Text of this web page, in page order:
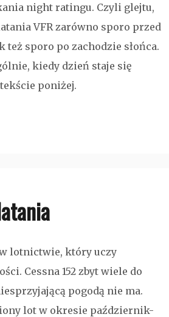
night ratingu. Czyli glejtu,
VFR zarówno sporo przed
też sporo po zachodzie słońca.
kiedy dzień staje się
poniżej.
lotnictwie, który uczy
Cessna 152 zbyt wiele do
pogodą nie ma.
lot w okresie październik-